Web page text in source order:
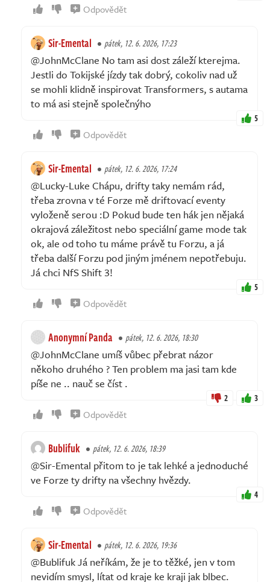
Odpovědět
Sir-Emental pátek, 12. 6. 2026, 17:23
@JohnMcClane No tam asi dost záleží kterejma.
Jestli do Tokijské jízdy tak dobrý, cokoliv nad už
se mohli klidně inspirovat Transformers, s autama
to má asi stejně společnýho
5
Odpovědět
Sir-Emental pátek, 12. 6. 2026, 17:24
@Lucky-Luke Chápu, drifty taky nemám rád,
třeba zrovna v té Forze mě driftovací eventy
vyloženě serou :D Pokud bude ten hák jen nějaká
okrajová záležitost nebo speciální game mode tak
ok, ale od toho tu máme právě tu Forzu, a já
třeba další Forzu pod jiným jménem nepotřebuju.
Já chci NfS Shift 3!
5
Odpovědět
Anonymní Panda pátek, 12. 6. 2026, 18:30
@JohnMcClane umíš vůbec přebrat názor
někoho druhého ? Ten problem ma jasi tam kde
píše ne .. nauč se číst .
2 3
Odpovědět
Bublifuk pátek, 12. 6. 2026, 18:39
@Sir-Emental přitom to je tak lehké a jednoduché
ve Forze ty drifty na všechny hvězdy.
4
Odpovědět
Sir-Emental pátek, 12. 6. 2026, 19:36
@Bublifuk Já neříkám, že je to těžké, jen v tom
nevidím smysl, lítat od kraje ke kraji jak blbec.